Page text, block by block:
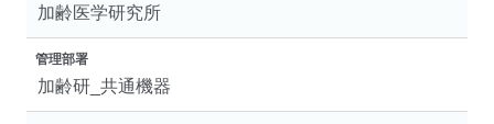
加齢医学研究所
管理部署
加齢研_共通機器